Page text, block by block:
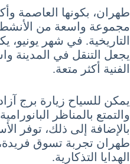
طهران، بكونها العاصمة
مجموعة واسعة من الأنشطة
التاريخية. في شهر يونيو،
يجعل التنقل في المدينة
الفنية أكثر متعة.
يمكن للسياح زيارة برج
والتمتع بالمناظر
بالإضافة إلى ذلك، توفر
طهران تجربة تسوق
الهدايا التذكارية.